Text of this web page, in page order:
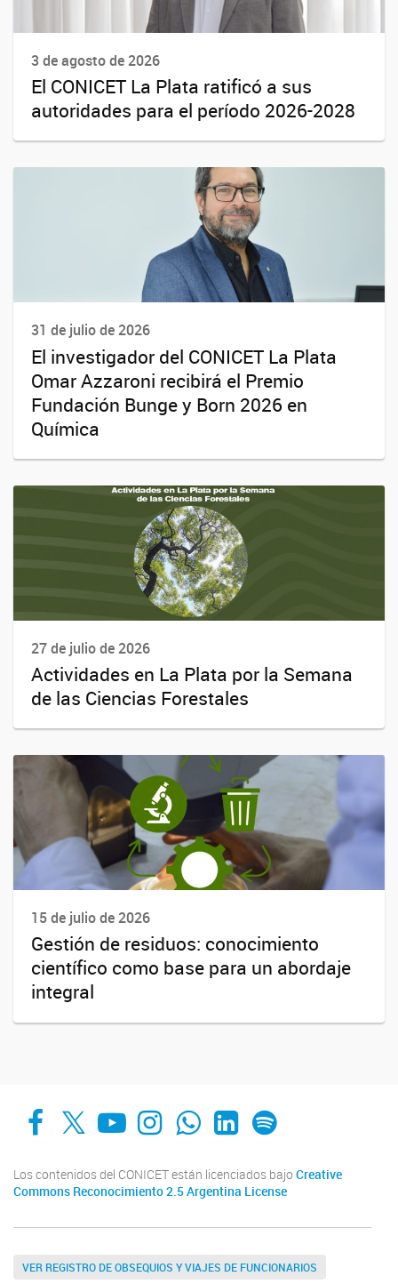
3 de agosto de 2026
El CONICET La Plata ratificó a sus
autoridades para el período 2026-2028
31 de julio de 2026
El investigador del CONICET La Plata
Omar Azzaroni recibirá el Premio
Fundación Bunge y Born 2026 en
Química
27 de julio de 2026
Actividades en La Plata por la Semana
de las Ciencias Forestales
15 de julio de 2026
Gestión de residuos: conocimiento
científico como base para un abordaje
integral
Facebook
X YouTube
Instagram
Whats AppLinkedIn
Spotify
Los contenidos del CONICET están licenciados bajo Creative
Commons Reconocimiento 2.5 Argentina License
VER REGISTRO DE OBSEQUIOS Y VIAJES DE FUNCIONARIOS